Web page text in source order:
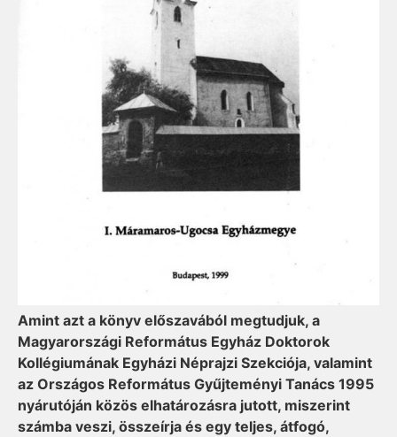
Amint azt a könyv előszavából megtudjuk, a
Magyarországi Református Egyház Dok­torok
Kollégiumának Egy­házi Néprajzi Szekciója, valamint
az Országos Református Gyűjteményi Tanács 1995
nyárutóján közös elhatározásra jutott, miszerint
számba veszi, összeírja és egy teljes, átfogó,